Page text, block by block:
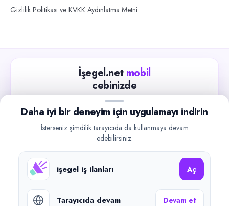
Gizlilik Politikası ve KVKK Aydınlatma Metni
İşegel.net mobil
cebinizde
Güncel iş ilanlarını takip edin, işverenlerle hızlıca
iletişime geçin.
Google Play
©2026işegel.net. Tüm hakları saklıdır.
Daha iyi bir deneyim için uygulamayı indirin
İsterseniz şimdilik tarayıcıda da kullanmaya devam
edebilirsiniz.
işegel iş ilanları Aç
Tarayıcıda devam Devam et